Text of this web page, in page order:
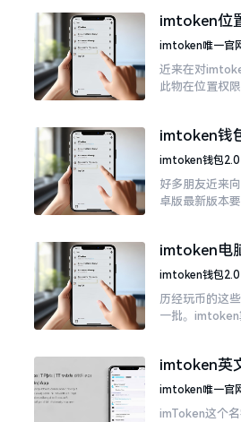
imtoken位
把手教你搞
imtoken唯一官
近来在对
此物在位置权
的模样
imtoken钱
安装教程
imtoken钱包2.0
好多朋友近来
卓版最新版本
0版本
imtoken电
址在这里
imtoken钱包2.0
历经玩币的这
一批。imtoken
就得去寻觅电
imtoken英
确拼写看这
imtoken唯一官
imToken这个